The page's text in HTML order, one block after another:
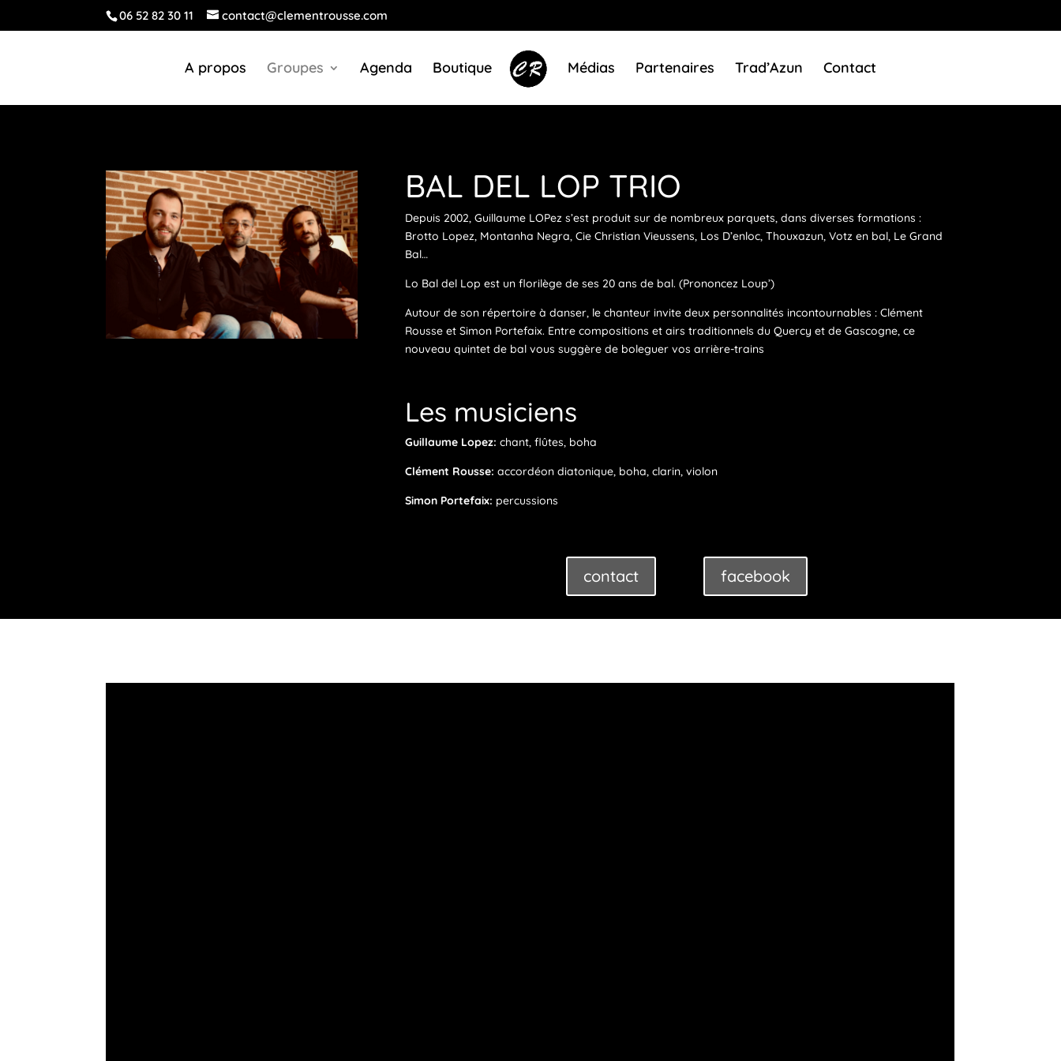
06 52 82 30 11 contact@clementrousse.com
A propos Groupes Agenda Boutique Médias Partenaires Trad’Azun Contact
BAL DEL LOP TRIO
Depuis 2002, Guillaume LOPez s’est produit sur de nombreux parquets, dans diverses formations :
Brotto Lopez, Montanha Negra, Cie Christian Vieussens, Los D’enloc, Thouxazun, Votz en bal, Le Grand
Bal…
Lo Bal del Lop est un florilège de ses 20 ans de bal. (Prononcez Loup’)
Autour de son répertoire à danser, le chanteur invite deux personnalités incontournables : Clément
Rousse et Simon Portefaix. Entre compositions et airs traditionnels du Quercy et de Gascogne, ce
nouveau quintet de bal vous suggère de boleguer vos arrière-trains
Les musiciens
Guillaume Lopez: chant, flûtes, boha
Clément Rousse: accordéon diatonique, boha, clarin, violon
Simon Portefaix: percussions
contact facebook